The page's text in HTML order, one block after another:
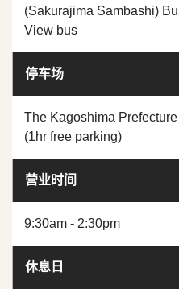
(Sakurajima Sambashi)
View bus
停车场
The Kagoshima
(1hr free parking)
营业时间
9:30am - 2:30pm
休息日